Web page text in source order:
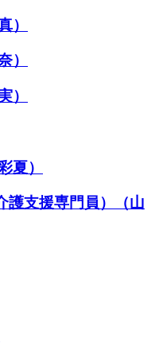
）
）
）
夏）
護支援専門員）（山